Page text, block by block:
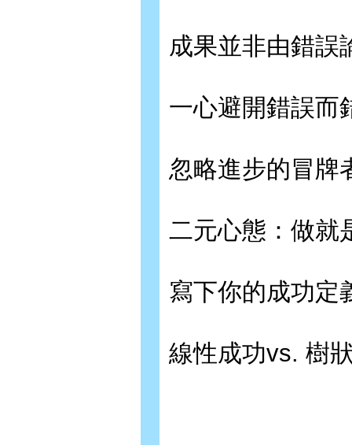
成果並非由錯誤
一心避開錯誤而
忽略進步的冒牌
二元心態：做就
寫下你的成功定
線性成功vs. 樹